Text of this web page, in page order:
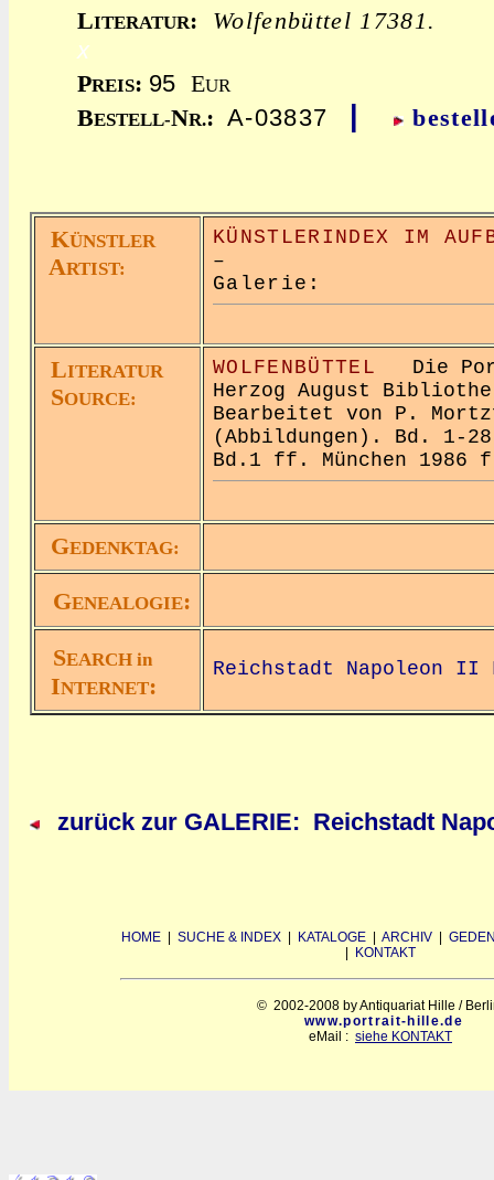
LITERATUR: Wolfenbüttel 17381.
x
PREIS: 95 EUR
BESTELL-NR.: A-03837 |
KÜNSTLER
ARTIST:
KÜNSTLERINDEX IM
–
Galerie:
LITERATUR
SOURCE:
WOLFENBÜTTEL Die
Herzog August
Bearbeitet von P.
(Abbildungen). Bd. 1-
Bd.1 ff. München 1986
GEDENKTAG:
GENEALOGIE:
SEARCH in
INTERNET:
Reichstadt Napoleon II
zurück zur GALERIE: Reichstadt
HOME SUCHE & INDEX KATALOGE ARCHIV
KONTAKT
© 2002-2008 by Antiquariat Hille /
www.portrait-hille.de
eMail : siehe KONTAKT